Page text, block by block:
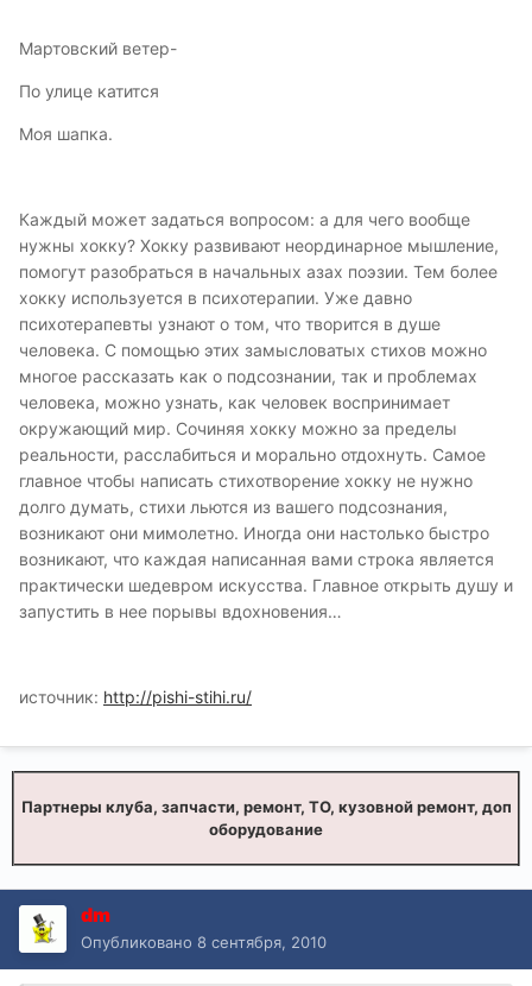
Мартовский ветер-
По улице катится
Моя шапка.
Каждый может задаться вопросом: а для чего вообще
нужны хокку? Хокку развивают неординарное мышление,
помогут разобраться в начальных азах поэзии. Тем более
хокку используется в психотерапии. Уже давно
психотерапевты узнают о том, что творится в душе
человека. С помощью этих замысловатых стихов можно
многое рассказать как о подсознании, так и проблемах
человека, можно узнать, как человек воспринимает
окружающий мир. Сочиняя хокку можно за пределы
реальности, расслабиться и морально отдохнуть. Самое
главное чтобы написать стихотворение хокку не нужно
долго думать, стихи льются из вашего подсознания,
возникают они мимолетно. Иногда они настолько быстро
возникают, что каждая написанная вами строка является
практически шедевром искусства. Главное открыть душу и
запустить в нее порывы вдохновения…
источник: http://pishi-stihi.ru/
Партнеры клуба, запчасти, ремонт, ТО, кузовной ремонт, доп
оборудование
dm
Опубликовано 8 сентября, 2010